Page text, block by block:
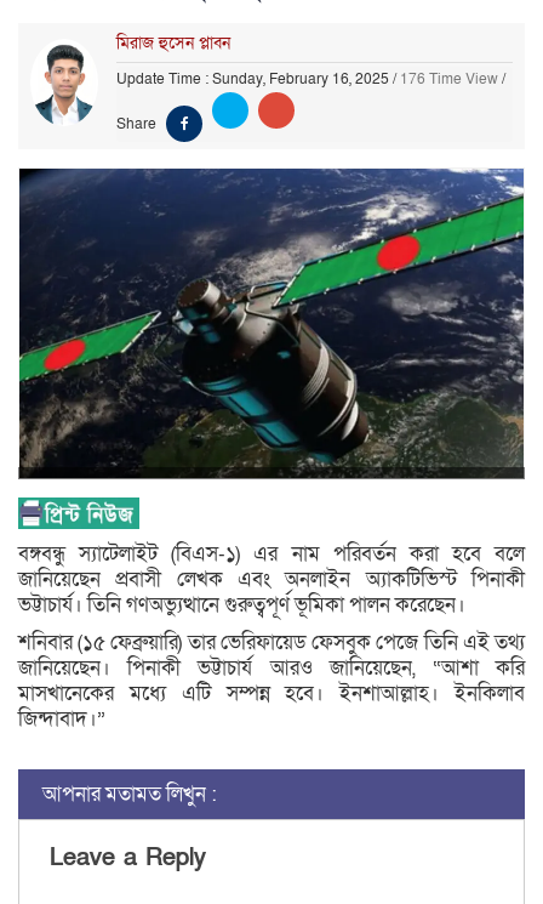
মিরাজ হুসেন প্লাবন
Update Time : Sunday, February 16, 2025 /176 Time View/
Share
বঙ্গবন্ধু স্যাটেলাইট (বিএস-১) এর নাম পরিবর্তন করা হবে বলে
জানিয়েছেন প্রবাসী লেখক এবং অনলাইন অ্যাকটিভিস্ট পিনাকী
ভট্টাচার্য। তিনি গণঅভ্যুত্থানে গুরুত্বপূর্ণ ভূমিকা পালন করেছেন।
শনিবার (১৫ ফেব্রুয়ারি) তার ভেরিফায়েড ফেসবুক পেজে তিনি এই তথ্য
জানিয়েছেন। পিনাকী ভট্টাচার্য আরও জানিয়েছেন, “আশা করি
মাসখানেকের মধ্যে এটি সম্পন্ন হবে। ইনশাআল্লাহ। ইনকিলাব
জিন্দাবাদ।”
আপনার মতামত লিখুন :
Leave a Reply